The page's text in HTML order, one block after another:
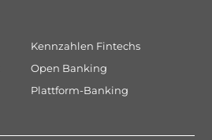
Kennzahlen Fintechs
Open Banking
Plattform-Banking